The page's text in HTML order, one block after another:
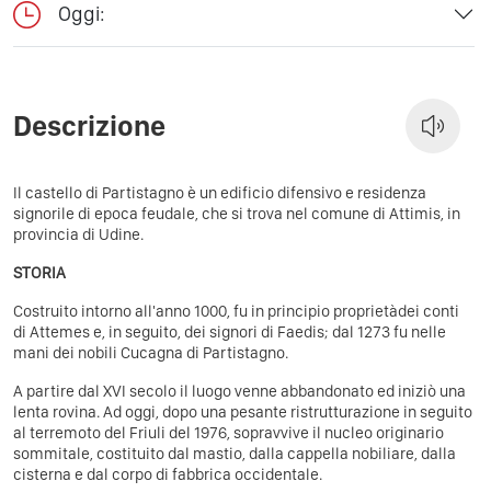
Oggi:
Descrizione
Il castello di Partistagno è un edificio difensivo e residenza
signorile di epoca feudale, che si trova nel comune di Attimis, in
provincia di Udine.
STORIA
Costruito intorno all'anno 1000, fu in principio proprietàdei conti
di Attemes e, in seguito, dei signori di Faedis; dal 1273 fu nelle
mani dei nobili Cucagna di Partistagno.
A partire dal XVI secolo il luogo venne abbandonato ed iniziò una
lenta rovina. Ad oggi, dopo una pesante ristrutturazione in seguito
al terremoto del Friuli del 1976, sopravvive il nucleo originario
sommitale, costituito dal mastio, dalla cappella nobiliare, dalla
cisterna e dal corpo di fabbrica occidentale.